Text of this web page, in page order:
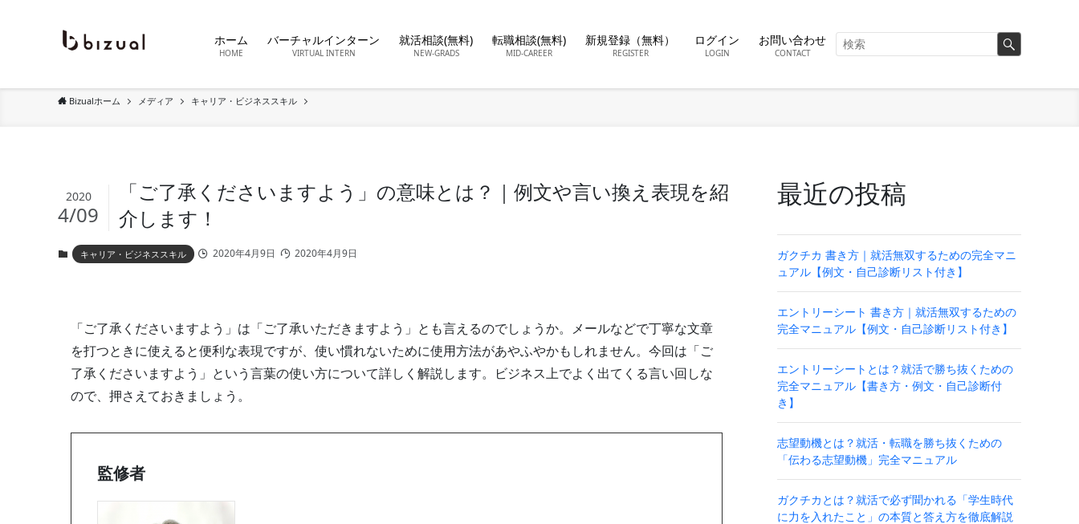
ホーム
HOME
バーチャルインターン
VIRTUAL INTERN
就活相談(無料)
NEW-GRADS
転職相談(無料)
MID-CAREER
新規登録（無料）
REGISTER
ログイン
LOGIN
お問い合わせ
CONTACT
Bizualホーム メディア キャリア・ビジネススキル
「ご了承くださいますよう」の意味とは？｜例文や言い換え表現を紹
介します！
2020
4/09
キャリア・ビジネススキル 2020年4月9日 2020年4月9日
「ご了承くださいますよう」は「ご了承いただきますよう」とも言えるのでしょうか。メールなどで丁寧な文章
を打つときに使えると便利な表現ですが、使い慣れないために使用方法があやふやかもしれません。今回は「ご
了承くださいますよう」という言葉の使い方について詳しく解説します。ビジネス上でよく出てくる言い回しな
ので、押さえておきましょう。
監修者
最近の投稿
ガクチカ 書き方｜就活無双するための完全マニ
ュアル【例文・自己診断リスト付き】
エントリーシート 書き方｜就活無双するための
完全マニュアル【例文・自己診断リスト付き】
エントリーシートとは？就活で勝ち抜くための
完全マニュアル【書き方・例文・自己診断付
き】
志望動機とは？就活・転職を勝ち抜くための
「伝わる志望動機」完全マニュアル
ガクチカとは？就活で必ず聞かれる「学生時代
に力を入れたこと」の本質と答え方を徹底解説